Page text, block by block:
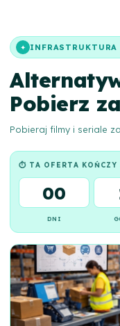
✦ INFRASTRUKTURA
Pobierz
Pobieraj filmy i seriale
⏱ TA OFERTA KOŃCZY
00
DNI